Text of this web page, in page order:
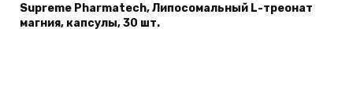
Supreme Pharmatech, Липосомальный L-треонат
магния, капсулы, 30 шт.